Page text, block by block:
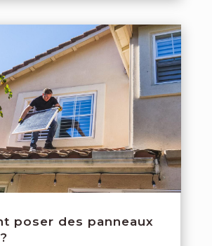
poser des panneaux